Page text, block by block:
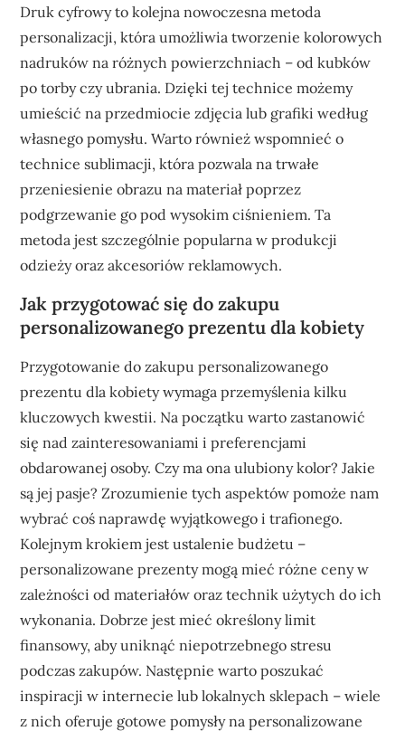
Druk cyfrowy to kolejna nowoczesna metoda
personalizacji, która umożliwia tworzenie kolorowych
nadruków na różnych powierzchniach – od kubków
po torby czy ubrania. Dzięki tej technice możemy
umieścić na przedmiocie zdjęcia lub grafiki według
własnego pomysłu. Warto również wspomnieć o
technice sublimacji, która pozwala na trwałe
przeniesienie obrazu na materiał poprzez
podgrzewanie go pod wysokim ciśnieniem. Ta
metoda jest szczególnie popularna w produkcji
odzieży oraz akcesoriów reklamowych.
Jak przygotować się do zakupu
personalizowanego prezentu dla kobiety
Przygotowanie do zakupu personalizowanego
prezentu dla kobiety wymaga przemyślenia kilku
kluczowych kwestii. Na początku warto zastanowić
się nad zainteresowaniami i preferencjami
obdarowanej osoby. Czy ma ona ulubiony kolor? Jakie
są jej pasje? Zrozumienie tych aspektów pomoże nam
wybrać coś naprawdę wyjątkowego i trafionego.
Kolejnym krokiem jest ustalenie budżetu –
personalizowane prezenty mogą mieć różne ceny w
zależności od materiałów oraz technik użytych do ich
wykonania. Dobrze jest mieć określony limit
finansowy, aby uniknąć niepotrzebnego stresu
podczas zakupów. Następnie warto poszukać
inspiracji w internecie lub lokalnych sklepach – wiele
z nich oferuje gotowe pomysły na personalizowane